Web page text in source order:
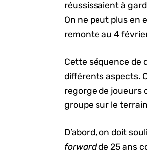
réussissaient à
On ne peut plus en
remonte au 4
Cette séquence de
différents aspects.
regorge de joueurs
groupe sur le
D’abord, on doit
forwardde 25 ans